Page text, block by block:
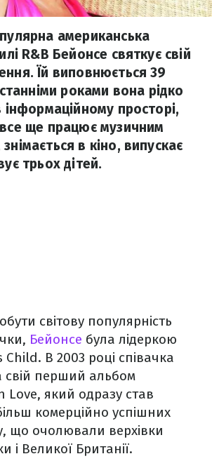
американська
R&B Бейонсе святкує свій
Їй виповнюється 39
роками вона рідко
інформаційному просторі,
ще працює музичним
в кіно, випускає
трьох дітей.
світову популярність
Бейонсе була лідеркою
Child. В 2003 році співачка
свій перший альбом
Love, який одразу став
комерційно успішних
що очолювали верхівки
і Великої Британії.